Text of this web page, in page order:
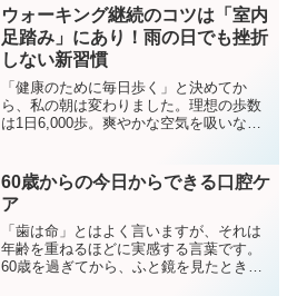
を浴びるのは避けられない時期だからこ
そ、「家の中」を整えてお...
ウォーキング継続のコツは「室内
足踏み」にあり！雨の日でも挫折
しない新習慣
「健康のために毎日歩く」と決めてか
ら、私の朝は変わりました。理想の歩数
は1日6,000歩。爽やかな空気を吸いなが
日、天敵が現れました。窓の外は激しい
雨。「傘をさせば歩ける...
60歳からの今日からできる口腔ケ
ア
「歯は命」とはよく言いますが、それは
年齢を重ねるほどに実感する言葉です。
60歳を過ぎてから、ふと鏡を見たときに